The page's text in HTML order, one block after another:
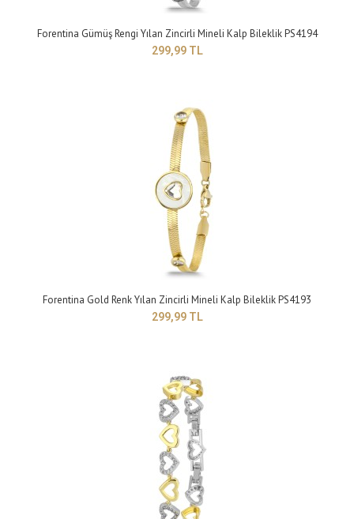
Forentina Gümüş Rengi Kobra Zincirli Kalpli Bayan Bileklik PS4195
299,99 TL
Yapısı: BijuteriMaden Rengi: griBileklik Modeli: ayarlanabilir zincirli kobra
bileklikTakı setleri, ..
Forentina Gümüş Rengi Yılan Zincirli Mineli Kalp Bileklik PS4194
299,99 TL
Forentina Gold Renk Yılan Zincirli Mineli Kalp Bileklik PS4193
299,99 TL